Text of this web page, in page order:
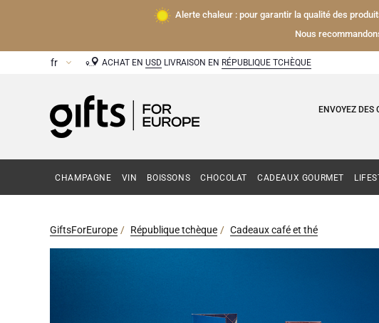
Alerte chaleur : pour garantir la qualité des
Nous
ACHAT EN USD LIVRAISON EN RÉPUBLIQUE TCHÈQUE
ENVOYEZ DES
CHAMPAGNE VIN BOISSONS CHOCOLAT CADEAUX GOURMET
GiftsForEurope République tchèque Cadeaux café et thé